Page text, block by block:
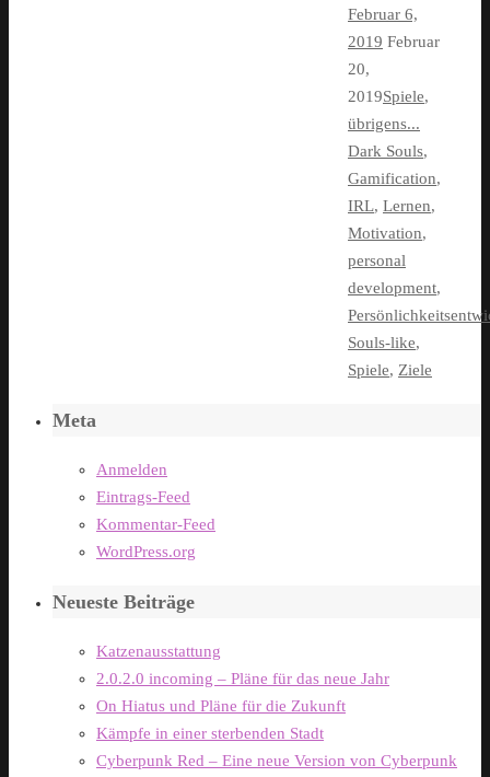
Februar 6,
2019 Februar
20,
2019Spiele,
übrigens...
Dark Souls,
Gamification,
IRL, Lernen,
Motivation,
personal
development,
Souls-like,
Spiele, Ziele
Meta
Anmelden
Eintrags-Feed
Kommentar-Feed
WordPress.org
Neueste Beiträge
Katzenausstattung
2.0.2.0 incoming – Pläne für das neue Jahr
On Hiatus und Pläne für die Zukunft
Kämpfe in einer sterbenden Stadt
Cyberpunk Red – Eine neue Version von Cyberpunk